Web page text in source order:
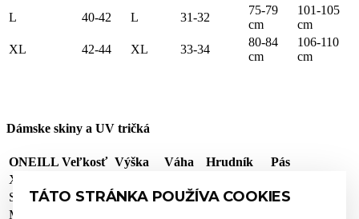
L
40-42 L 31-32
75-79
cm
101-105
cm
XL
42-44 XL 33-34
80-84
cm
106-110
cm
Dámske skiny a UV tričká
ONEILL Veľkosť Výška Váha Hrudník
Pás
XS
S
165-170 54-61 kg 83-88 cm 69-74 cm
M
TÁTO STRÁNKA POUŽÍVA COOKIES